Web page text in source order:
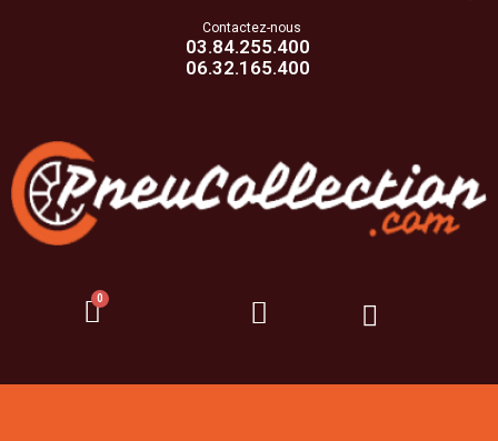
Contactez-nous
03.84.255.400
06.32.165.400